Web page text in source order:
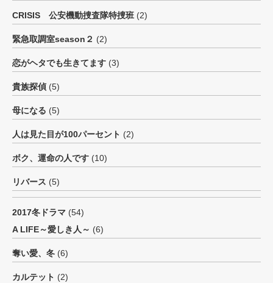
CRISIS 公安機動捜査隊特捜班 (2)
緊急取調室season２ (2)
恋がヘタでも生きてます (3)
貴族探偵 (5)
母になる (5)
人は見た目が100パーセント (2)
ボク、運命の人です (10)
リバース (5)
2017冬ドラマ (54)
A LIFE～愛しき人～ (6)
奪い愛、冬 (6)
カルテット (2)